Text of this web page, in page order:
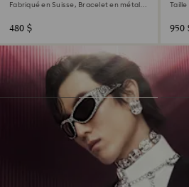
Fabriqué en Suisse, Bracelet en métal,
480 $ 950